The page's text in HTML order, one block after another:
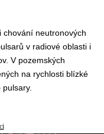
neutronových
v radiové oblasti i
V pozemských
na rychlosti blízké